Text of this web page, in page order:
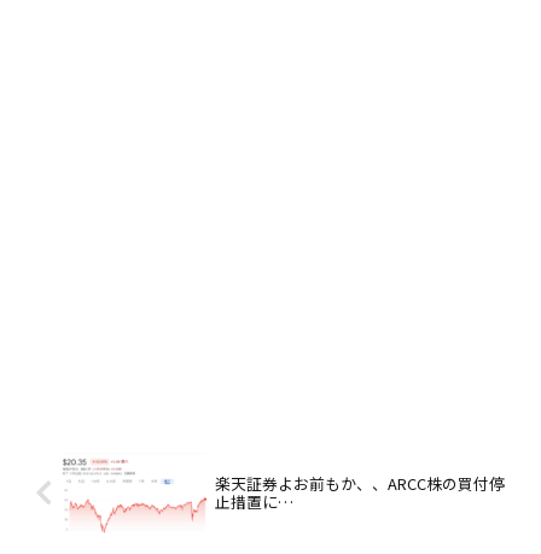
楽天証券よお前もか、、ARCC株の買付停
止措置に…